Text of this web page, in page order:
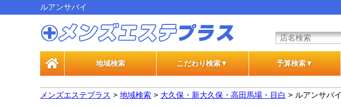
ルアンサバイ
地域検索 こだわり検索▼
一般エステ
風俗エステ
予算検索▼
一般エステ
風俗エステ
メンズエステプラス
地域検索 大久保・新大久保・高田馬場・目白 ルアンサバイ